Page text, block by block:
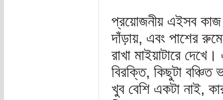
প্রয়োজনীয় এইসব কাজ
দাঁড়ায়, এবং পাশের
রাখা মাইয়াটারে
বিরক্তি, কিছুটা
খুব বেশি একটা নাই,